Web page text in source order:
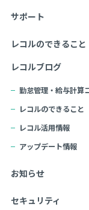
サポート
レコルのできること
レコルブログ
勤怠管理・給与計算
レコルのできること
レコル活用情報
アップデート情報
お知らせ
セキュリティ